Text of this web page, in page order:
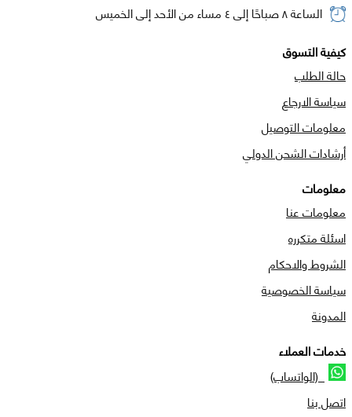
الساعة ٨ صباحًا إلى ٤ مساء من الأحد إلى الخميس
كيفية التسوق
حالة الطلب
سياسة الارجاع
معلومات التوصيل
أرشادات الشحن الدولي
معلومات
معلومات عنا
اسئلة متكرره
الشروط والاحكام
سياسة الخصوصية
المدونة
خدمات العملاء
(الواتساب)
اتصل بنا